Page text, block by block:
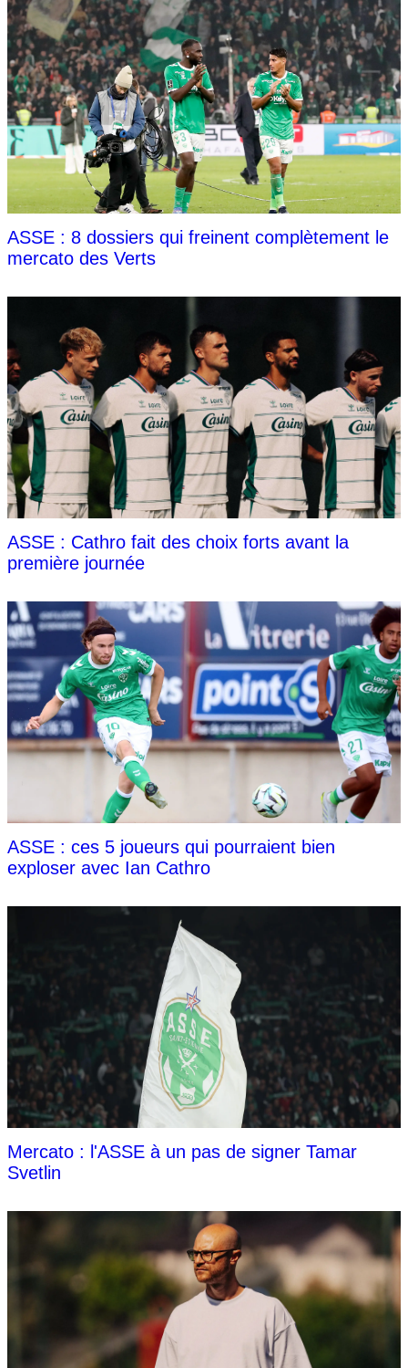
ASSE : 8 dossiers qui freinent complètement le
mercato des Verts
ASSE : Cathro fait des choix forts avant la
première journée
ASSE : ces 5 joueurs qui pourraient bien
exploser avec Ian Cathro
Mercato : l'ASSE à un pas de signer Tamar
Svetlin